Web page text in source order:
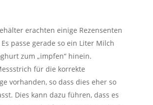
erachten einige Rezensenten
passe gerade so ein Liter Milch
zum „impfen“ hinein.
für die korrekte
vorhanden, so dass dies eher so
Dies kann dazu führen, dass es